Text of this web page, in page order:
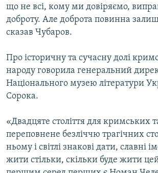
що не всі, кому ми довіряємо,
доброту. Але доброта повинна
сказав Чубаров.
Про історичну та сучасну долі
народу говорила генеральний
Національного музею літератури
Сорока.
«Двадцяте століття для кримських
переповнене безліччю трагічних
ньому і світлі знакові дати, славні
жити стільки, скільки буде жити